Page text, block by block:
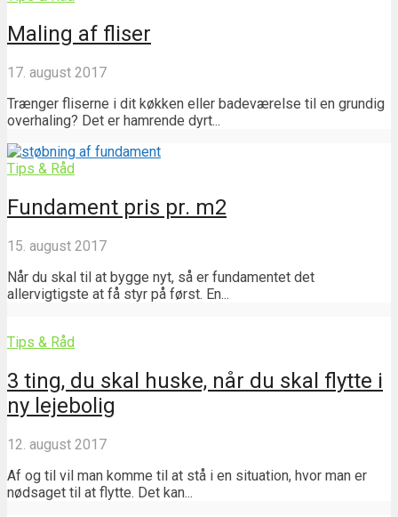
Maling af fliser
17. august 2017
Trænger fliserne i dit køkken eller badeværelse til en grundig
overhaling? Det er hamrende dyrt...
Tips & Råd
Fundament pris pr. m2
15. august 2017
Når du skal til at bygge nyt, så er fundamentet det
allervigtigste at få styr på først. En...
Tips & Råd
3 ting, du skal huske, når du skal flytte i
ny lejebolig
12. august 2017
Af og til vil man komme til at stå i en situation, hvor man er
nødsaget til at flytte. Det kan...